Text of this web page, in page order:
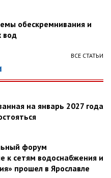
обескремнивания и
вод
ВСЕ СТАТЬИ
на январь 2027 года
форум
к сетям водоснабжения и
прошел в Ярославле